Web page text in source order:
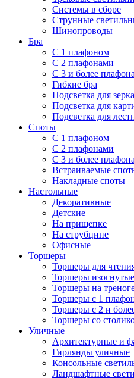
Системы в сборе
Струнные
Шинопроводы
Бра
С 1 плафоном
С 2 плафонами
С 3 и более
Гибкие бра
Подсветка для
Подсветка для
Подсветка для
Споты
С 1 плафоном
С 2 плафонами
С 3 и более
Встраиваемые
Накладные споты
Настольные
Декоративные
Детские
На прищепке
На струбцине
Офисные
Торшеры
Торшеры для
Торшеры изогнутые
Торшеры на
Торшеры с 1
Торшеры с 2 и
Торшеры со
Уличные
Архитектурные и
Гирлянды уличные
Консольные
Ландшафтные